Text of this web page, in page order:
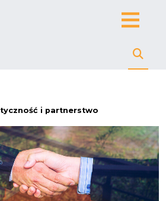
i partnerstwo